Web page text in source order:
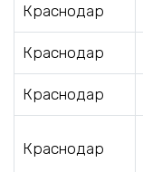
Краснодар
Краснодар
Краснодар
Краснодар